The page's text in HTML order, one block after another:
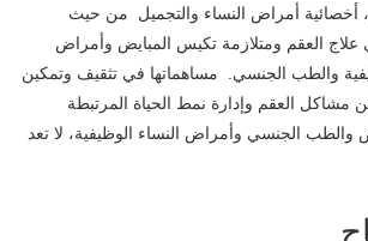
أخصائية أمراض النساء والتجميل من حيث
علاج العقم ومتلازمة تكيس المبايض وأمراض
والطب الجنسي. مساهماتها في تثقيف وتمكين
من مشاكل العقم وإدارة نمط الحياة المرتبطة
والطب الجنسي وأمراض النساء الوظيفية، لا تعد